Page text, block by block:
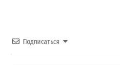
Подписаться